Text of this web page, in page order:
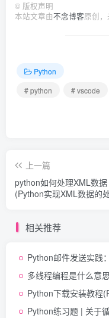
© 版权声明
本站文章由不念博客原创，
Python
# python
# vscode
上一篇
python如何处理XML数据
(Python实现XML数据的
相关推荐
Python邮件发送实践
多线程编程是什么意
Python下载安装教程
Python练习题 | 关于